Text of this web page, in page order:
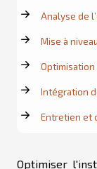
Analyse de
Mise à
Intégration
Entretien et
Optimiser